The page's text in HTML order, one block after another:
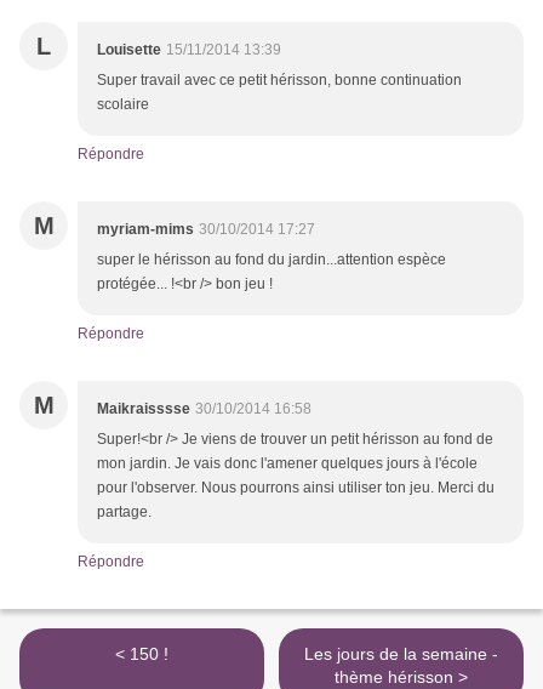
L Louisette 15/11/2014 13:39
Super travail avec ce petit hérisson, bonne continuation
scolaire
Répondre
M myriam-mims 30/10/2014 17:27
super le hérisson au fond du jardin...attention espèce
protégée... !<br /> bon jeu !
Répondre
M Maikraisssse 30/10/2014 16:58
Super!<br /> Je viens de trouver un petit hérisson au fond de
mon jardin. Je vais donc l'amener quelques jours à l'école
pour l'observer. Nous pourrons ainsi utiliser ton jeu. Merci du
partage.
Répondre
< 150 !
Les jours de la semaine -
thème hérisson >